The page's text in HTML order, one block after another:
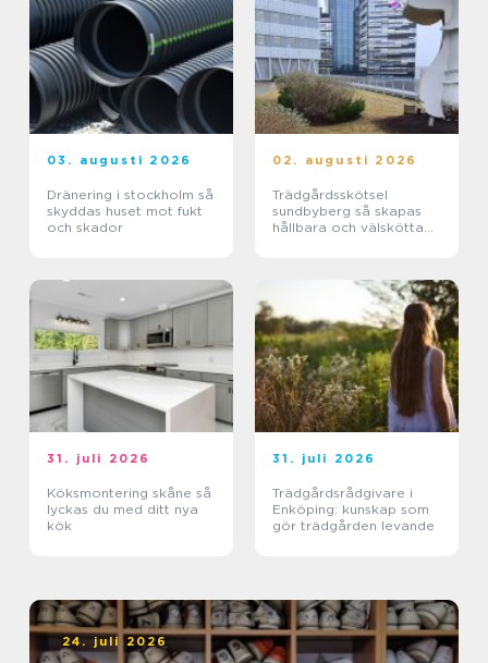
03. augusti 2026
Dränering i stockholm så
skyddas huset mot fukt
och skador
02. augusti 2026
Trädgårdsskötsel
sundbyberg så skapas
hållbara och välskötta
31. juli 2026
Köksmontering skåne så
lyckas du med ditt nya
kök
31. juli 2026
Trädgårdsrådgivare i
Enköping: kunskap som
gör trädgården levande
24. juli 2026